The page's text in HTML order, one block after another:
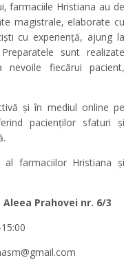
farmaciile Hristiana au de
magistrale, elaborate cu
cu experiență, ajung la
sunt realizate
nevoile fiecărui pacient,
și în mediul online pe
pacienților sfaturi și
farmaciilor Hristiana și
Aleea Prahovei nr. 6/3